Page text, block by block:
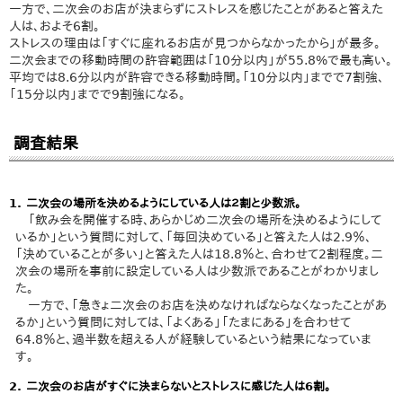
一方で、二次会のお店が決まらずにストレスを感じたことがあると答えた
人は、およそ6割。
ストレスの理由は「すぐに座れるお店が見つからなかったから」が最多。
二次会までの移動時間の許容範囲は「10分以内」が55.8%で最も高い。
平均では8.6分以内が許容できる移動時間。「10分以内」までで7割強、
「15分以内」までで9割強になる。
調査結果
1. 二次会の場所を決めるようにしている人は２割と少数派。
「飲み会を開催する時、あらかじめ二次会の場所を決めるようにして
いるか」という質問に対して、「毎回決めている」と答えた人は2.9％、
「決めていることが多い」と答えた人は18.8％と、合わせて2割程度。二
次会の場所を事前に設定している人は少数派であることがわかりまし
た。
一方で、「急きょ二次会のお店を決めなければならなくなったことがあ
るか」という質問に対しては、「よくある」「たまにある」を合わせて
64.8％と、過半数を超える人が経験しているという結果になっていま
す。
2. 二次会のお店がすぐに決まらないとストレスに感じた人は6割。